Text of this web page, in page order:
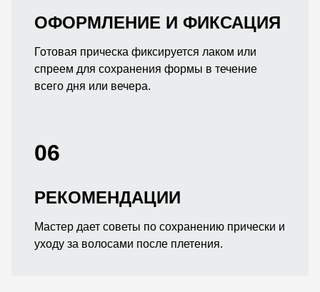
ОФОРМЛЕНИЕ И ФИКСАЦИЯ
Готовая прическа фиксируется лаком или
спреем для сохранения формы в течение
всего дня или вечера.
06
РЕКОМЕНДАЦИИ
Мастер дает советы по сохранению прически и
уходу за волосами после плетения.